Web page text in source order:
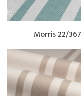
Morris 22/367